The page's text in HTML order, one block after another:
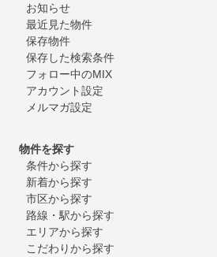
お知らせ
最近見た物件
保存物件
保存した検索条件
フォロー中のMIX
アカウント設定
メルマガ設定
物件を探す
条件から探す
新着から探す
市区から探す
路線・駅から探す
エリアから探す
こだわりから探す